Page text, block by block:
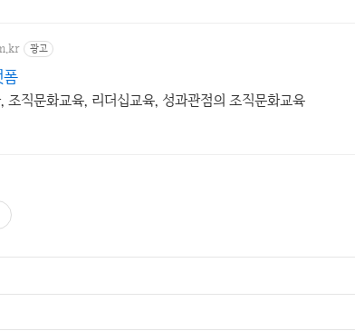
광고
폼
조직문화교육, 리더십교육, 성과관점의 조직문화교육